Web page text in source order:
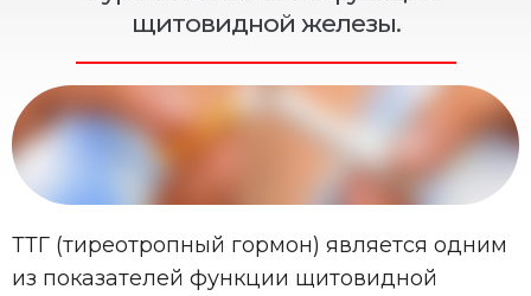
щитовидной железы.
ТТГ (тиреотропный гормон) является одним
из показателей функции щитовидной